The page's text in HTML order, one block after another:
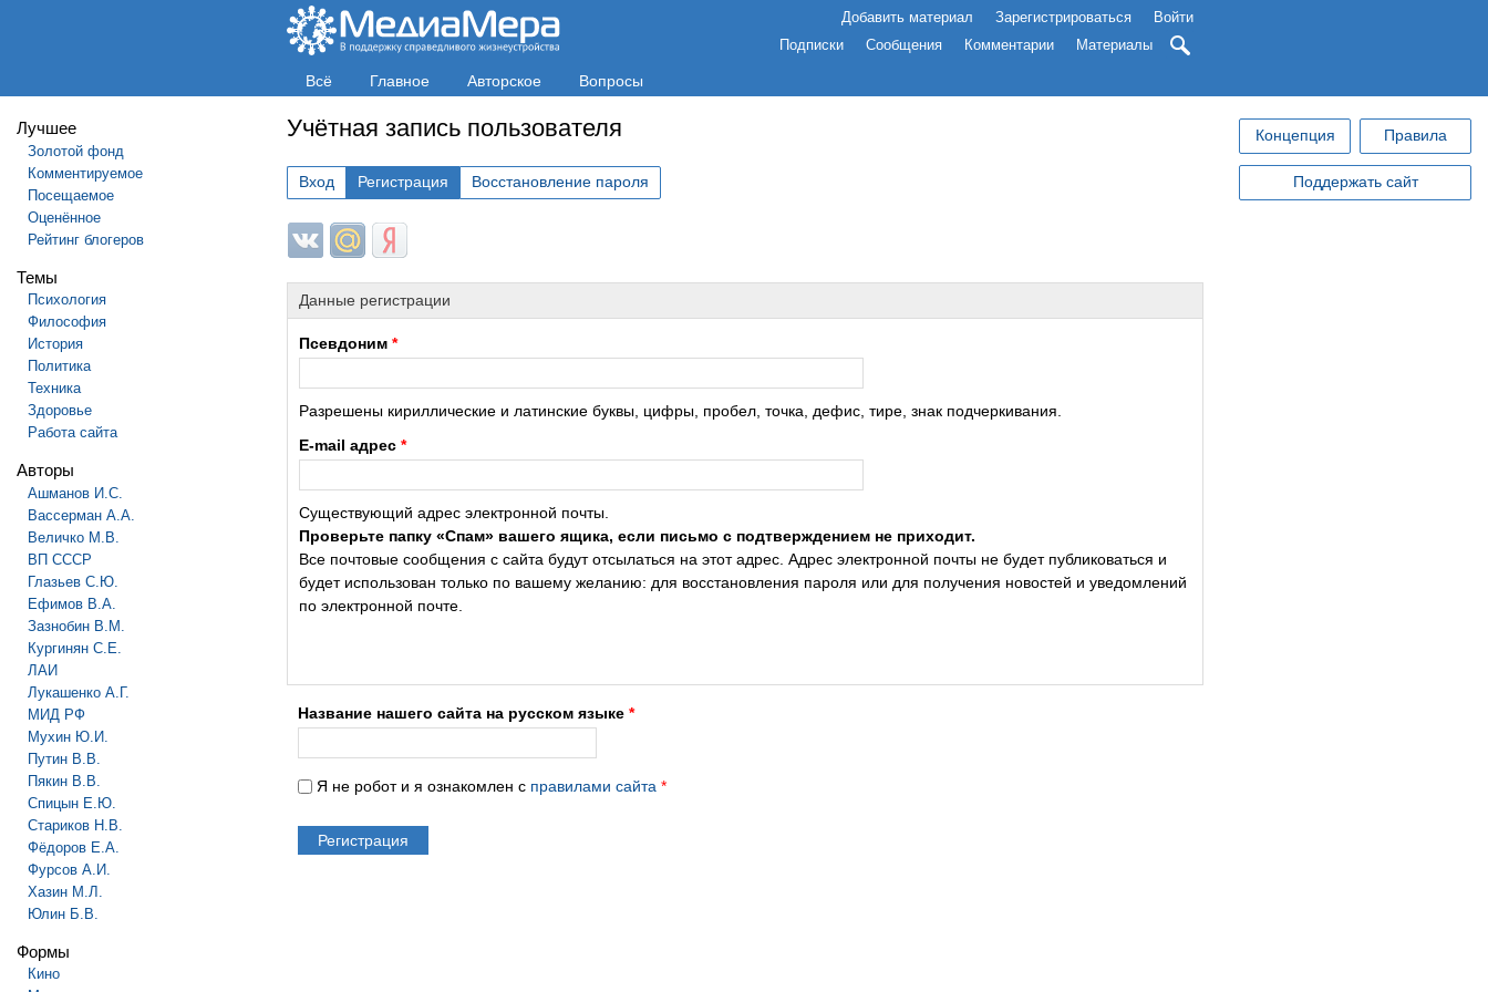
Добавить материал Зарегистрироваться
Войти
Подписки
Сообщения Комментарии Материалы
Всё Главное Авторское Вопросы
Лучшее
Золотой фонд
Комментируемое
Посещаемое
Оценённое
Рейтинг блогеров
Темы
Психология
Философия
История
Политика
Техника
Здоровье
Работа сайта
Авторы
Ашманов И.С.
Вассерман А.А.
Величко М.В.
ВП СССР
Глазьев С.Ю.
Ефимов В.А.
Зазнобин В.М.
Кургинян С.Е.
ЛАИ
Лукашенко А.Г.
МИД РФ
Мухин Ю.И.
Путин В.В.
Пякин В.В.
Спицын Е.Ю.
Стариков Н.В.
Фёдоров Е.А.
Фурсов А.И.
Хазин М.Л.
Юлин Б.В.
Формы
Кино
Учётная запись пользователя
Вход Регистрация Восстановление пароля
Login with ВКонтакте
Login with Mail.ru
Login with Яндекс
Данные регистрации
Псевдоним *
Разрешены кириллические и латинские буквы, цифры, пробел, точка, дефис, тире, знак подчеркивания.
E-mail адрес *
Существующий адрес электронной почты.
Проверьте папку «Спам» вашего ящика, если письмо с подтверждением не приходит.
Все почтовые сообщения с сайта будут отсылаться на этот адрес. Адрес электронной почты не будет публиковаться и
будет использован только по вашему желанию: для восстановления пароля или для получения новостей и уведомлений
по электронной почте.
Название нашего сайта на русском языке *
Я не робот и я ознакомлен с правилами сайта *
Концепция Правила
Поддержать сайт